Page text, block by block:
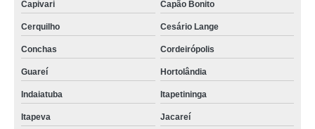
Capivari Capão Bonito
Cerquilho Cesário Lange
Conchas Cordeirópolis
Guareí Hortolândia
Indaiatuba Itapetininga
Itapeva Jacareí